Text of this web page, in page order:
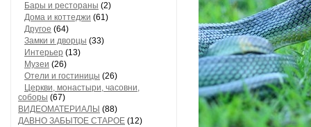
Бары и рестораны (2)
Дома и коттеджи (61)
Другое (64)
Замки и дворцы (33)
Интерьер (13)
Музеи (26)
Отели и гостиницы (26)
Церкви, монастыри, часовни,
соборы (67)
ВИДЕОМАТЕРИАЛЫ (88)
ДАВНО ЗАБЫТОЕ СТАРОЕ (12)